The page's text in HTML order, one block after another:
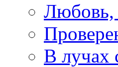
Любовь,
В лучах